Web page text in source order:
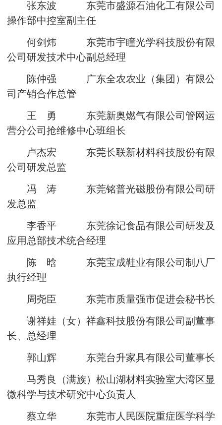
张东波 东莞市盛源石油化工有限公司
操作部中控室副主任
何剑炜 东莞市宇瞳光学科技股份有限
公司研发技术中心副总经理
陈仲强 广东全农农业（集团）有限公
司产销合作总管
王 勇 东莞新奥燃气有限公司管网运
营分公司抢维修中心班组长
卢杰宏 东莞长联新材料科技股份有限
公司研发总监
冯 涛 东莞铭普光磁股份有限公司研
发总监
李香平 东莞徐记食品有限公司研发及
应用总部技术统合经理
陈 晗 东莞宝成鞋业有限公司制八厂
执行经理
周尧臣 东莞市质量强市促进会秘书长
谢祥娃（女）祥鑫科技股份有限公司副董事
长、总经理
郭山辉 东莞台升家具有限公司董事长
马秀良（满族）松山湖材料实验室大湾区显
微科学与技术研究中心负责人
蔡立华 东莞市人民医院重症医学科学